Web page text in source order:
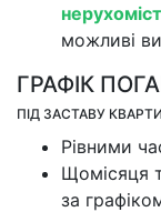
можливі
ГРАФІК
ПІД ЗАСТАВУ
Рівними
Щомісяця
за